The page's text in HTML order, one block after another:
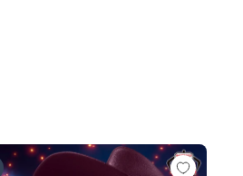
BATTLE RECORD COLLECTION-